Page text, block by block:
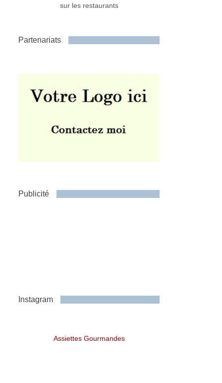
sur les restaurants
Partenariats
Publicité
Instagram
Assiettes Gourmandes